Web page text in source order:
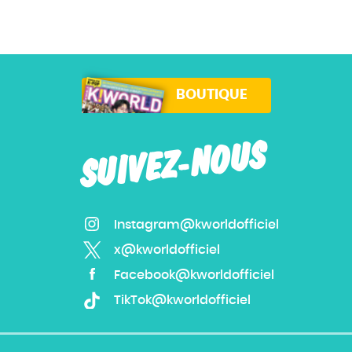
SUIVEZ-NOUS
Instagram@kworldofficiel
x@kworldofficiel
Facebook@kworldofficiel
TikTok@kworldofficiel
BOUTIQUE